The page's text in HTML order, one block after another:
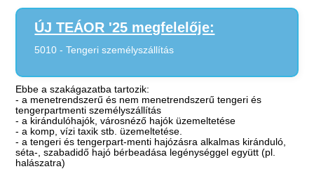
ÚJ TEÁOR '25 megfelelője:
5010 - Tengeri személyszállítás
Ebbe a szakágazatba tartozik:
- a menetrendszerű és nem menetrendszerű tengeri és
tengerpartmenti személyszállítás
- a kirándulóhajók, városnéző hajók üzemeltetése
- a komp, vízi taxik stb. üzemeltetése.
- a tengeri és tengerpart-menti hajózásra alkalmas kiránduló,
séta-, szabadidő hajó bérbeadása legénységgel együtt (pl.
halászatra)